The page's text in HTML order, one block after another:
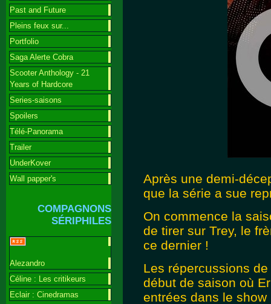
Past and Future
Pleins feux sur...
Portfolio
Saga Alerte Cobra
Scooter Anthology - 21
Years of Hardcore
Series-saisons
Spoilers
Télé-Panorama
Trailer
UnderKover
Wall papper's
COMPAGNONS
SÉRIPHILES
Alezandro
Céline : Les critikeurs
Eclair : Cinedramas
Après une demi-
que la série a sue
On commence la
de tirer sur Trey, le
ce dernier !
Les répercussions
début de saison où
entrées dans le